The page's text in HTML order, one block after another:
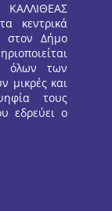
κεντρικά
στον Δήμο
όλων των
μικρές και
τους
εδρεύει ο